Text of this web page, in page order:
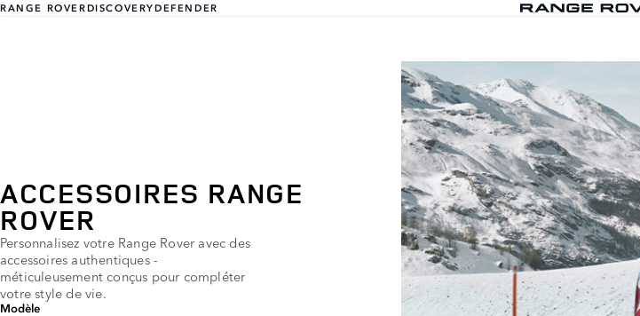
RANGE ROVERDISCOVERYDEFENDER
ACCESSOIRES RANGE
ROVER
Personnalisez votre Range Rover avec des
accessoires authentiques -
méticuleusement conçus pour compléter
votre style de vie.
Modèle